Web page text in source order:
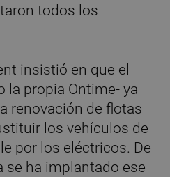
todos los
insistió en que el
la propia Ontime- ya
renovación de flotas
los vehículos de
por los eléctricos. De
se ha implantado ese